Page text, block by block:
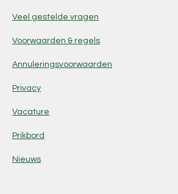
Veel gestelde vragen
Voorwaarden & regels
Annuleringsvoorwaarden
Privacy
Vacature
Prikbord
Nieuws